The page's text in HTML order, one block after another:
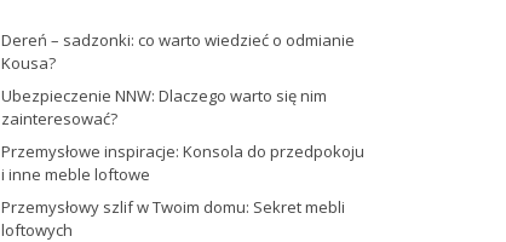
Dereń – sadzonki: co warto wiedzieć o odmianie
Kousa?
Ubezpieczenie NNW: Dlaczego warto się nim
zainteresować?
Przemysłowe inspiracje: Konsola do przedpokoju
i inne meble loftowe
Przemysłowy szlif w Twoim domu: Sekret mebli
loftowych